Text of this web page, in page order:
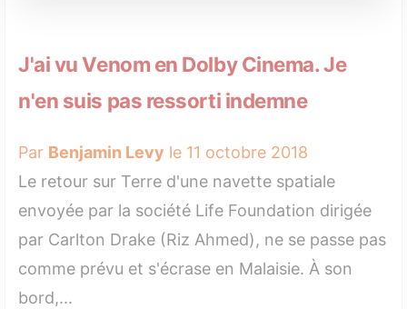
J'ai vu Venom en Dolby Cinema. Je
n'en suis pas ressorti indemne
Par Benjamin Levy le 11 octobre 2018
Le retour sur Terre d'une navette spatiale
envoyée par la société Life Foundation dirigée
par Carlton Drake (Riz Ahmed), ne se passe pas
comme prévu et s'écrase en Malaisie. À son
bord,...